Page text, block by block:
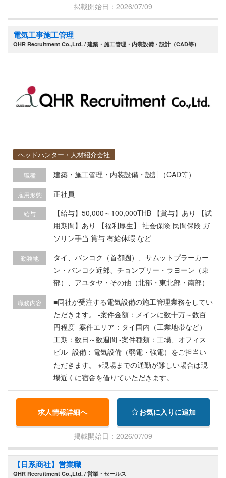
掲載開始日：2026/07/09
電気工事施工管理
QHR Recruitment Co.,Ltd. / 建築・施工管理・内装設備・設計（CAD等）
ヘッドハンター・人材紹介会社
職種 建築・施工管理・内装設備・設計（CAD等）
雇用形態 正社員
給与
【給与】50,000～100,000THB 【賞与】あり 【試
用期間】あり 【福利厚生】 社会保険 民間保険 ガ
ソリン手当 賞与 有給休暇 など
勤務地
タイ、バンコク（首都圏）、サムットプラーカー
ン・バンコク近郊、チョンブリー・ラヨーン（東
部）、アユタヤ・その他（北部・東北部・南部）
職務内容
■同社が受注する電気設備の施工管理業務をしてい
ただきます。 ‐案件金額：メインに数十万～数百
円程度 ‐案件エリア：タイ国内（工業地帯など） ‐
工期：数日～数週間 ‐案件種類：工場、オフィス
ビル -設備：電気設備（弱電・強電）をご担当い
ただきます。 ※現場までの通勤が難しい場合は現
場近くに宿舎を借りていただきます。
求人情報詳細へ お気に入りに追加
掲載開始日：2026/07/09
【日系商社】営業職
QHR Recruitment Co.,Ltd. / 営業・セールス